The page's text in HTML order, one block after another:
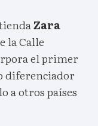
Zara
la Calle
el primer
diferenciador
a otros países